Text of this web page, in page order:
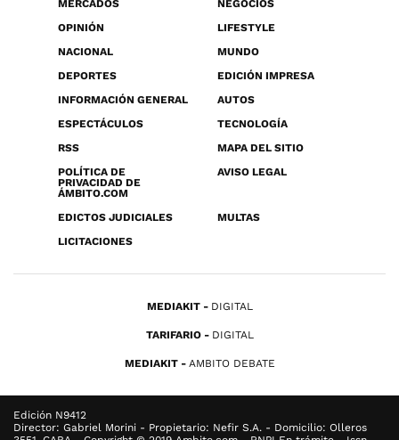
MERCADOS
NEGOCIOS
OPINIÓN
LIFESTYLE
NACIONAL
MUNDO
DEPORTES
EDICIÓN IMPRESA
INFORMACIÓN GENERAL
AUTOS
ESPECTÁCULOS
TECNOLOGÍA
RSS
MAPA DEL SITIO
POLÍTICA DE
PRIVACIDAD DE
ÁMBITO.COM
AVISO LEGAL
EDICTOS JUDICIALES
MULTAS
LICITACIONES
MEDIAKIT DIGITAL
TARIFARIO DIGITAL
MEDIAKIT AMBITO DEBATE
Edición N9412
Director: Gabriel Morini - Propietario: Nefir S.A. - Domicilio: Olleros